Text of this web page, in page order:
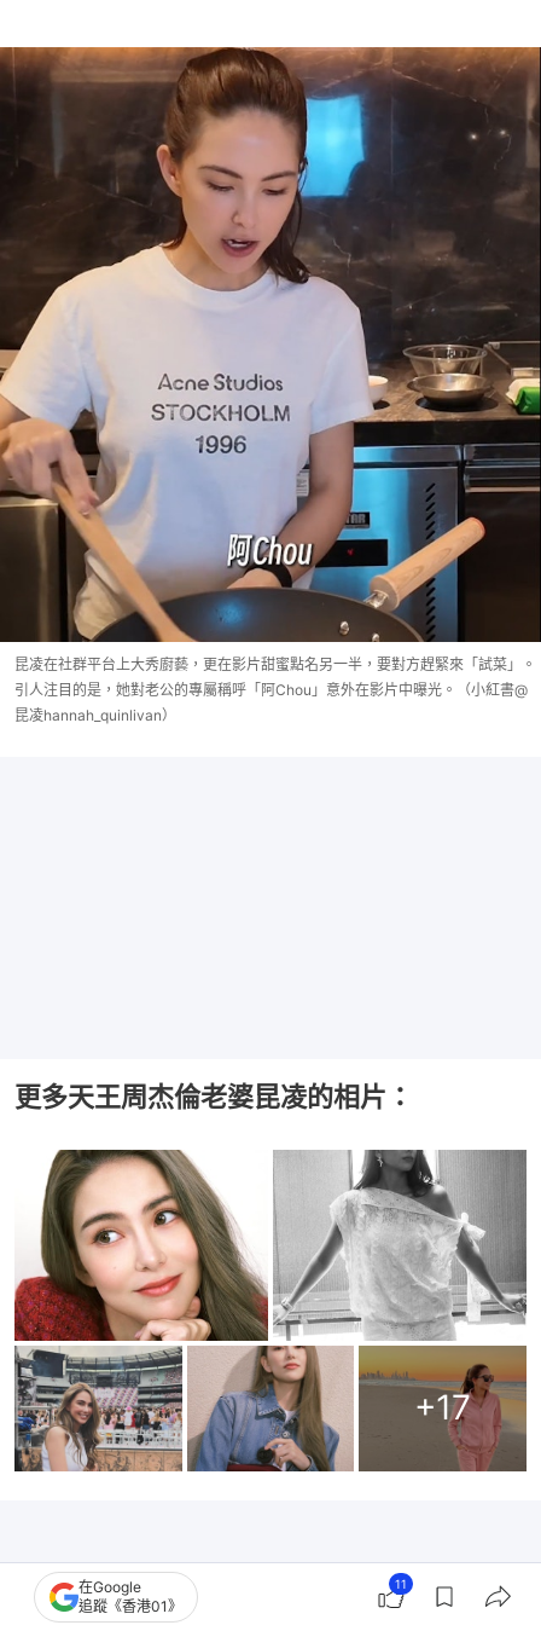
昆凌在社群平台上大秀廚藝，更在影片甜蜜點名另一半，要對方趕緊來「試菜」。
引人注目的是，她對老公的專屬稱呼「阿Chou」意外在影片中曝光。（小紅書@
昆凌hannah_quinlivan）
更多天王周杰倫老婆昆凌的相片：
+17
在Google
追蹤《香港01》
11